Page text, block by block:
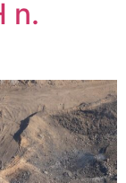
n.